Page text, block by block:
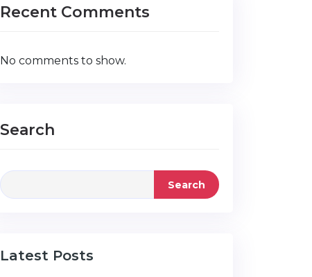
Recent Comments
No comments to show.
Search
Search
Latest Posts